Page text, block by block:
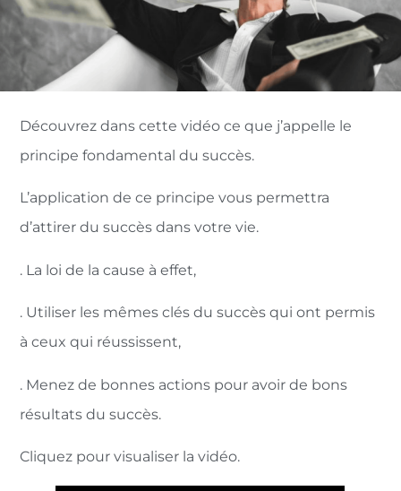
Découvrez dans cette vidéo ce que j’appelle le
principe fondamental du succès.
L’application de ce principe vous permettra
d’attirer du succès dans votre vie.
. La loi de la cause à effet,
. Utiliser les mêmes clés du succès qui ont permis
à ceux qui réussissent,
. Menez de bonnes actions pour avoir de bons
résultats du succès.
Cliquez pour visualiser la vidéo.